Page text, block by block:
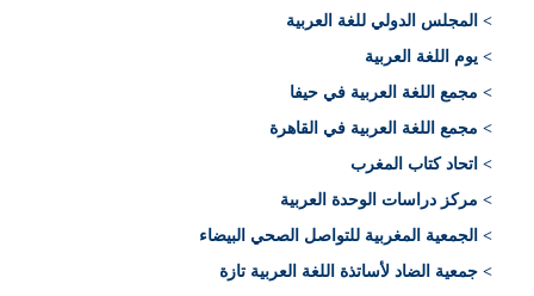
> المجلس الدولي للغة العربية
> يوم اللغة العربية
> مجمع اللغة العربية في حيفا
> مجمع اللغة العربية في القاهرة
> اتحاد كتاب المغرب
> مركز دراسات الوحدة العربية
> الجمعية المغربية للتواصل الصحي البيضاء
> جمعية الضاد لأساتذة اللغة العربية تازة